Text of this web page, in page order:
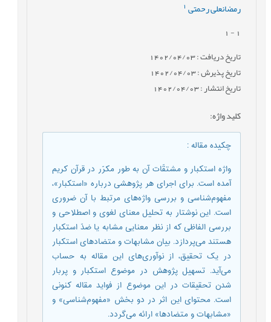
رمضانعلی رحمتی
- 1
تاریخ دریافت : 1402/04/03
تاریخ پذیرش : 1402/04/03
تاریخ انتشار : 1402/04/03
کلید واژه:
چکیده مقاله:
واژه استکبار و مشتقّات آن به طور مکرّر در قرآن کریم
آمده است. برای اجرای هر پژوهشی درباره «استکبار»،
مفهوم‌شناسی و بررسی واژه‌های مرتبط با آن ضروری
است. این نوشتار به تحلیل معنای لغوی و اصطلاحی و
بررسی الفاظی که از نظر معنایی مشابه یا ضدّ استکبار
هستند می‌پردازد. بیان مشابهات و متضادهای استکبار
در یک تحقیق، از نوآوری‌های این مقاله به حساب
می‌آید. تسهیل پژوهش در موضوع استکبار و پربار
شدن تحقیقات در این موضوع از فواید مقاله کنونی
است. محتوای این اثر در دو بخش «مفهوم‌شناسی» و
«مشابهات و متضادها» ارائه می‌گردد.